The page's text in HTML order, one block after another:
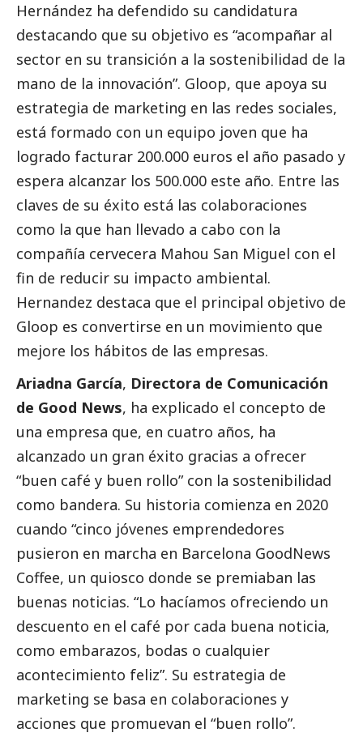
Hernández ha defendido su candidatura
destacando que su objetivo es “acompañar al
sector en su transición a la sostenibilidad de la
mano de la innovación”. Gloop, que apoya su
estrategia de marketing en las redes sociales,
está formado con un equipo joven que ha
logrado facturar 200.000 euros el año pasado y
espera alcanzar los 500.000 este año. Entre las
claves de su éxito está las colaboraciones
como la que han llevado a cabo con la
compañía cervecera Mahou San Miguel con el
fin de reducir su impacto ambiental.
Hernandez destaca que el principal objetivo de
Gloop es convertirse en un movimiento que
mejore los hábitos de las empresas.
Ariadna García, Directora de Comunicación
de Good News, ha explicado el concepto de
una empresa que, en cuatro años, ha
alcanzado un gran éxito gracias a ofrecer
“buen café y buen rollo” con la sostenibilidad
como bandera. Su historia comienza en 2020
cuando “cinco jóvenes emprendedores
pusieron en marcha en Barcelona GoodNews
Coffee, un quiosco donde se premiaban las
buenas noticias. “Lo hacíamos ofreciendo un
descuento en el café por cada buena noticia,
como embarazos, bodas o cualquier
acontecimiento feliz”. Su estrategia de
marketing se basa en colaboraciones y
acciones que promuevan el “buen rollo”.